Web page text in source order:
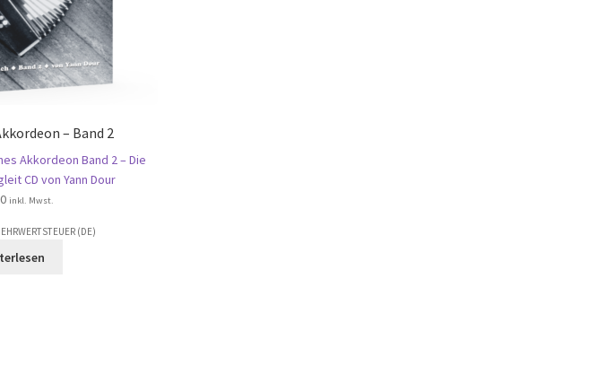
– Band 2
Akkordeon Band 2 – Die
CD von Yann Dour
inkl. Mwst.
(DE)